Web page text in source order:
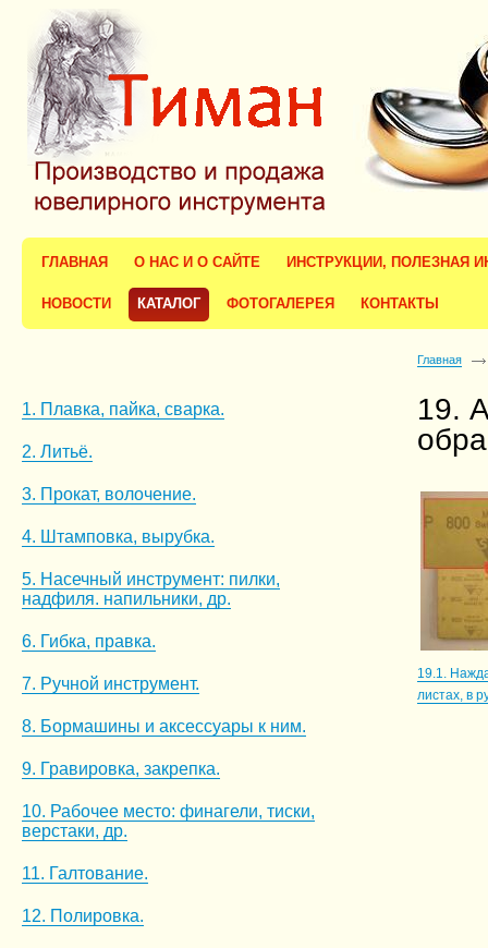
ГЛАВНАЯ О НАС И О САЙТЕ ИНСТРУКЦИИ, ПОЛЕЗНАЯ
НОВОСТИ КАТАЛОГ ФОТОГАЛЕРЕЯ КОНТАКТЫ
1. Плавка, пайка, сварка.
2. Литьё.
3. Прокат, волочение.
4. Штамповка, вырубка.
5. Насечный инструмент: пилки,
надфиля. напильники, др.
6. Гибка, правка.
7. Ручной инструмент.
8. Бормашины и аксессуары к ним.
9. Гравировка, закрепка.
10. Рабочее место: финагели, тиски,
верстаки, др.
11. Галтование.
12. Полировка.
Главная
19.
19.1.
листах, в